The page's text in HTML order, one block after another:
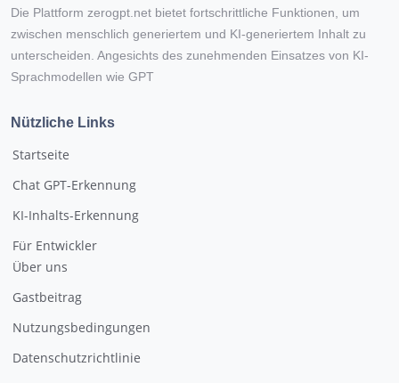
Die Plattform zerogpt.net bietet fortschrittliche Funktionen, um
zwischen menschlich generiertem und KI-generiertem Inhalt zu
unterscheiden. Angesichts des zunehmenden Einsatzes von KI-
Sprachmodellen wie GPT
Nützliche Links
Startseite
Chat GPT-Erkennung
KI-Inhalts-Erkennung
Für Entwickler
Über uns
Gastbeitrag
Nutzungsbedingungen
Datenschutzrichtlinie